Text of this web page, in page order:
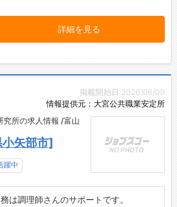
詳細を見る
掲載開始日:2026/06/09
情報提供元：大宮公共職業安定所
所の求人情報 /富山
矢部市]
躍中
は調理師さんのサポートです。